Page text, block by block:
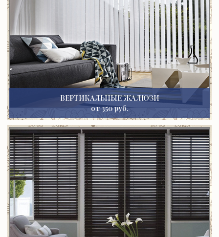
ВЕРТИКАЛЬНЫЕ ЖАЛЮЗИ
от 350 руб.